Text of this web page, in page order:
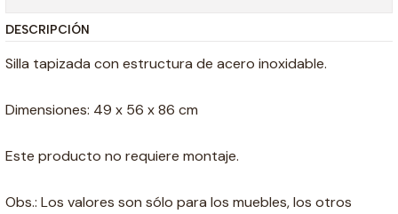
DESCRIPCIÓN
Silla tapizada con estructura de acero inoxidable.
Dimensiones: 49 x 56 x 86 cm
Este producto no requiere montaje.
Obs.: Los valores son sólo para los muebles, los otros